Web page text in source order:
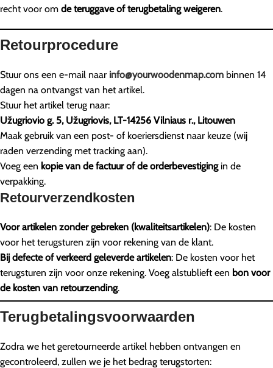
recht voor om de teruggave of terugbetaling weigeren.
Retourprocedure
Stuur ons een e-mail naar info@yourwoodenmap.com binnen 14
dagen na ontvangst van het artikel.
Stuur het artikel terug naar:
Užugriovio g. 5, Užugriovis, LT-14256 Vilniaus r., Litouwen
Maak gebruik van een post- of koeriersdienst naar keuze (wij
raden verzending met tracking aan).
Voeg een kopie van de factuur of de orderbevestigingin de
verpakking.
Retourverzendkosten
Voor artikelen zonder gebreken (kwaliteitsartikelen): De kosten
voor het terugsturen zijn voor rekening van de klant.
Bij defecte of verkeerd geleverde artikelen: De kosten voor het
terugsturen zijn voor onze rekening. Voeg alstublieft een bon voor
de kosten van retourzending.
Terugbetalingsvoorwaarden
Zodra we het geretourneerde artikel hebben ontvangen en
gecontroleerd, zullen we je het bedrag terugstorten: